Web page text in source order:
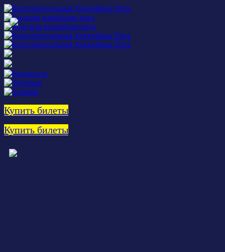
Купить билеты
Купить билеты